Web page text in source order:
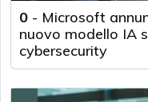
0 - Microsoft
nuovo modello IA
cybersecurity